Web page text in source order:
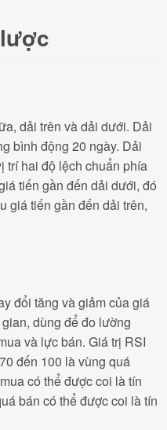
dải trên và dải dưới. Dải
bình động 20 ngày. Dải
trí hai độ lệch chuẩn phía
tiến gần đến dải dưới, đó
giá tiến gần đến dải trên,
đổi tăng và giảm của giá
dùng để đo lường
và lực bán. Giá trị RSI
đến 100 là vùng quá
có thể được coi là tín
bán có thể được coi là tín